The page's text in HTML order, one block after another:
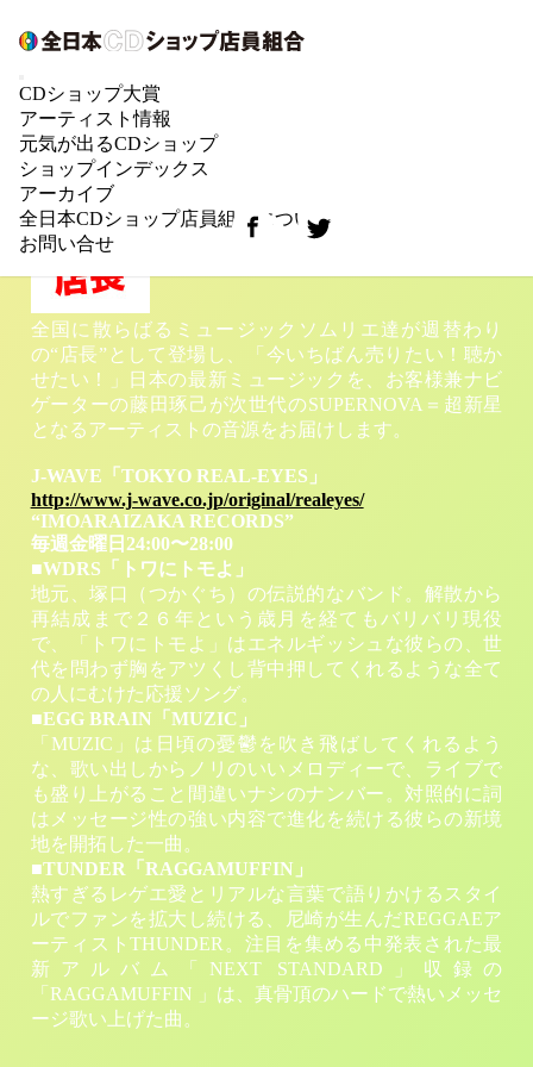
CDショップ大賞
アーティスト情報
元気が出るCDショップ
ショップインデックス
アーカイブ
全日本CDショップ店員組合について
お問い合せ
長』は、ミヤコ塚口店・松村さん
六本木・芋洗い坂にある架空のCDショッ
プ“IMOARAIZAKA RECORDS”、3/21(金)今週の『店
長』は、兵庫県の ミヤコ塚口店・松村さん
全国に散らばるミュージックソムリエ達が週替わり
の“店長”として登場し、「今いちばん売りたい！聴か
せたい！」日本の最新ミュージックを、お客様兼ナビ
ゲーターの藤田琢己が次世代のSUPERNOVA＝超新星
となるアーティストの音源をお届けします。
J-WAVE「TOKYO REAL-EYES」
http://www.j-wave.co.jp/original/realeyes/
“IMOARAIZAKA RECORDS”
毎週金曜日24:00〜28:00
■WDRS「トワにトモよ」
地元、塚口（つかぐち）の伝説的なバンド。解散から
再結成まで２６年という歳月を経てもバリバリ現役
で、「トワにトモよ」はエネルギッシュな彼らの、世
代を問わず胸をアツくし背中押してくれるような全て
の人にむけた応援ソング。
■EGG BRAIN「MUZIC」
「MUZIC」は日頃の憂鬱を吹き飛ばしてくれるよう
な、歌い出しからノリのいいメロディーで、ライブで
も盛り上がること間違いナシのナンバー。対照的に詞
はメッセージ性の強い内容で進化を続ける彼らの新境
地を開拓した一曲。
■TUNDER「RAGGAMUFFIN」
熱すぎるレゲエ愛とリアルな言葉で語りかけるスタイ
ルでファンを拡大し続ける、尼崎が生んだREGGAEア
ーティストTHUNDER。注目を集める中発表された最
新アルバム「NEXT STANDARD」収録の
「RAGGAMUFFIN 」は、真骨頂のハードで熱いメッセ
ージ歌い上げた曲。